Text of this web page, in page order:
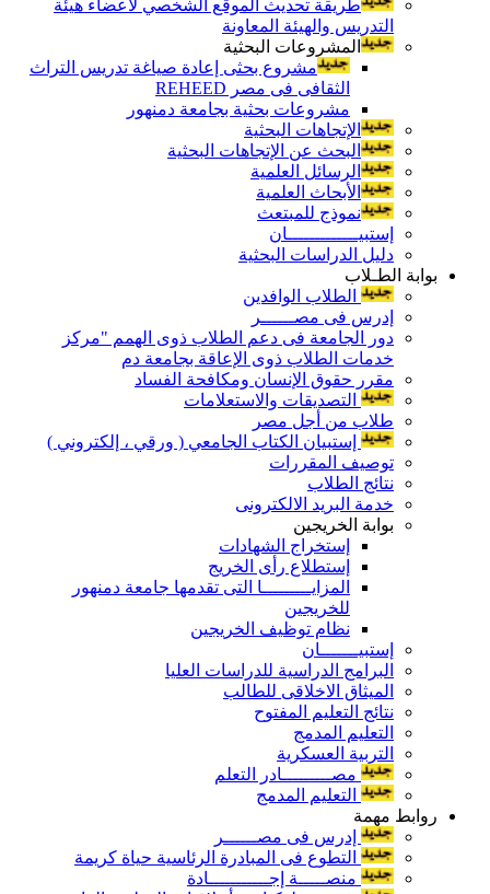
طريقة تحديث الموقع الشخصي لأعضاء هيئة
التدريس والهيئة المعاونة
المشروعات البحثية
مشروع بحثى إعادة صياغة تدريس التراث
الثقافى فى مصر REHEED
مشروعات بحثية بجامعة دمنهور
الإتجاهات البحثية
البحث عن الإتجاهات البحثية
الرسائل العلمية
الأبحاث العلمية
نموذج للمبتعث
إستبيـــــــــــــان
دليل الدراسات البحثية
بوابة الطـلاب
الطلاب الوافدين
إدرس فى مصــــــر
دور الجامعة فى دعم الطلاب ذوى الهمم "مركز
خدمات الطلاب ذوى الإعاقة بجامعة دم
مقرر حقوق الإنسان ومكافحة الفساد
التصديقات والاستعلامات
طلاب من أجل مصر
إستبيان الكتاب الجامعي ( ورقي ، إلكتروني )
توصيف المقررات
نتائج الطلاب
خدمة البريد الالكترونى
بوابة الخريجين
إستخراج الشهادات
إستطلاع رأى الخريج
المزايـــــــــا التى تقدمها جامعة دمنهور
للخريجين
نظام توظيف الخريجين
إستبيـــــــان
البرامج الدراسية للدراسات العليا
الميثاق الاخلاقى للطالب
نتائج التعليم المفتوح
التعليم المدمج
التربية العسكرية
مصـــــــــادر التعلم
التعليم المدمج
روابط مهمة
إدرس فى مصــــــر
التطوع فى المبادرة الرئاسية حياة كريمة
منصـــــة إجـــــــــــادة